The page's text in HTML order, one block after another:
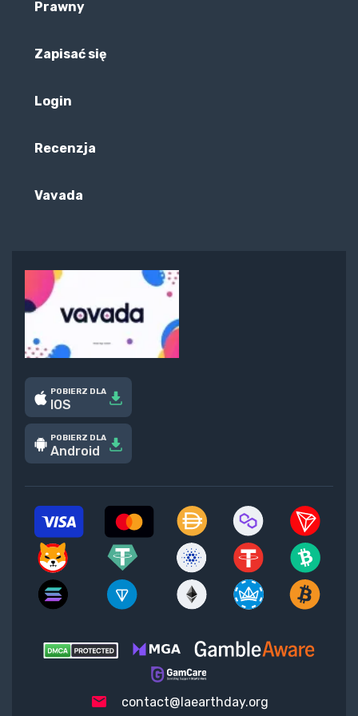
Prawny
Zapisać się
Login
Recenzja
Vavada
POBIERZ DLA
IOS
POBIERZ DLA
Android
contact@laearthday.org